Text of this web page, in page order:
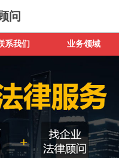
问
系我们 业务领域